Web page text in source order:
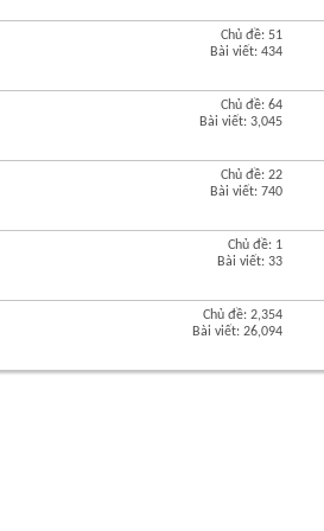
diễn
diễn
Chủ đề: 51
Bài viết: 434
diễn
Chủ đề: 64
Bài viết: 3,045
diễn
Chủ đề: 22
Bài viết: 740
diễn
Chủ đề: 1
Bài viết: 33
Chủ đề: 2,354
Bài viết: 26,094